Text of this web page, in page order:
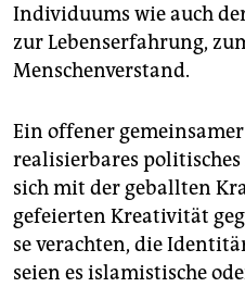
Individuums wie auch
zur Lebenserfahrung,
Menschenverstand.
Ein offener
realisierbares
sich mit der geballten
gefeierten Kreativität
se verachten, die
seien es islamistische